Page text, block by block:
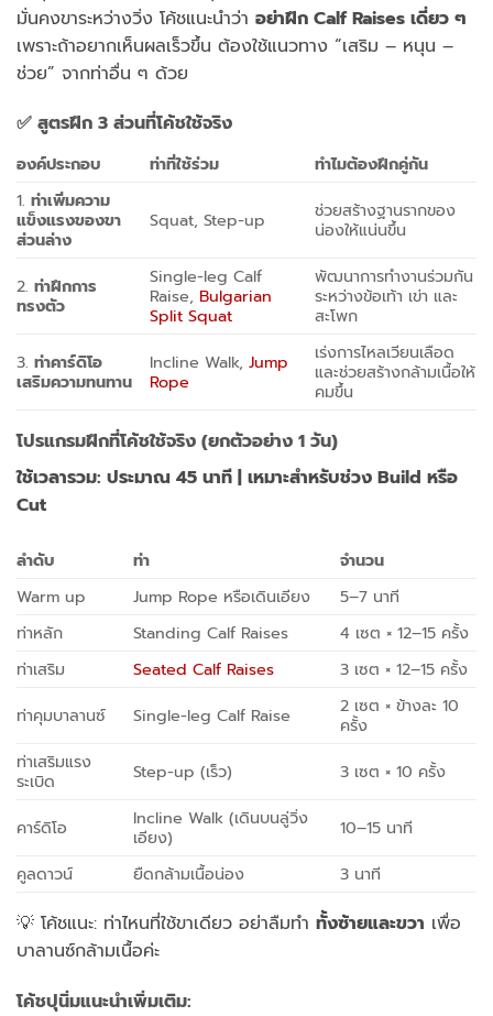
มั่นคงขาระหว่างวิ่ง โค้ชแนะนำว่า อย่าฝึก Calf Raises เดี่ยว ๆ
เพราะถ้าอยากเห็นผลเร็วขึ้น ต้องใช้แนวทาง “เสริม – หนุน –
ช่วย” จากท่าอื่น ๆ ด้วย
✅ สูตรฝึก 3 ส่วนที่โค้ชใช้จริง
องค์ประกอบ ท่าที่ใช้ร่วม
ทำไมต้องฝึกคู่กัน
1. ท่าเพิ่มความ
แข็งแรงของขา
ส่วนล่าง
Squat, Step-up
ช่วยสร้างฐานรากของ
น่องให้แน่นขึ้น
2. ท่าฝึกการ
ทรงตัว
Single-leg Calf
Raise, Bulgarian
Split Squat
พัฒนาการทำงานร่วมกัน
ระหว่างข้อเท้า เข่า และ
สะโพก
3. ท่าคาร์ดิโอ
เสริมความทนทาน
Incline Walk,Jump
Rope
เร่งการไหลเวียนเลือด
และช่วยสร้างกล้ามเนื้อให้
คมขึ้น
โปรแกรมฝึกที่โค้ชใช้จริง (ยกตัวอย่าง 1 วัน)
ใช้เวลารวม: ประมาณ 45 นาที | เหมาะสำหรับช่วง Build หรือ
Cut
ลำดับ ท่า
จำนวน
Warm up
Jump Rope หรือเดินเอียง
5–7 นาที
ท่าหลัก
Standing Calf Raises
4 เซต × 12–15 ครั้ง
ท่าเสริม
Seated Calf Raises
3 เซต × 12–15 ครั้ง
ท่าคุมบาลานซ์
Single-leg Calf Raise
2 เซต × ข้างละ 10
ครั้ง
ท่าเสริมแรง
ระเบิด
Step-up (เร็ว) 3 เซต × 10 ครั้ง
คาร์ดิโอ
Incline Walk (เดินบนลู่วิ่ง
เอียง)
10–15 นาที
คูลดาวน์
ยืดกล้ามเนื้อน่อง 3 นาที
💡 โค้ชแนะ: ท่าไหนที่ใช้ขาเดียว อย่าลืมทำ ทั้งซ้ายและขวา เพื่อ
บาลานซ์กล้ามเนื้อค่ะ
โค้ชปุนิ่มแนะนำเพิ่มเติม: